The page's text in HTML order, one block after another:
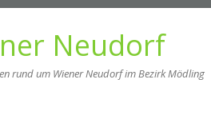
Neudorf
rund um Wiener Neudorf im Bezirk Mödling